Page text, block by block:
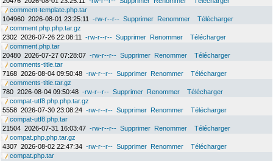
comment-template.php.tar
104960 2026-08-01 23:25:11 -rw-r--r-- Supprimer Renommer
Télécharger
comment.php.php.tar.gz
2302 2026-07-26 22:08:11 -rw-r--r-- Supprimer Renommer
Télécharger
comment.php.tar
20480 2026-07-27 07:28:07 -rw-r--r-- Supprimer Renommer
Télécharger
comments-title.tar
7168 2026-08-04 09:50:48 -rw-r--r-- Supprimer Renommer
Télécharger
comments-title.tar.gz
780 2026-08-04 09:50:48 -rw-r--r-- Supprimer Renommer
Télécharger
compat-utf8.php.php.tar.gz
5558 2026-07-30 23:08:24 -rw-r--r-- Supprimer Renommer
Télécharger
compat-utf8.php.tar
21504 2026-07-31 16:03:47 -rw-r--r-- Supprimer Renommer
Télécharger
compat.php.php.tar.gz
4307 2026-08-02 22:47:34 -rw-r--r-- Supprimer Renommer
Télécharger
compat.php.tar